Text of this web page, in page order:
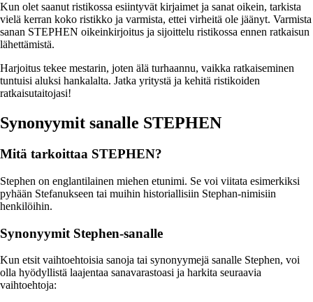
Kun olet saanut ristikossa esiintyvät kirjaimet ja sanat oikein, tarkista
vielä kerran koko ristikko ja varmista, ettei virheitä ole jäänyt. Varmista
sanan STEPHEN oikeinkirjoitus ja sijoittelu ristikossa ennen ratkaisun
lähettämistä.
Harjoitus tekee mestarin, joten älä turhaannu, vaikka ratkaiseminen
tuntuisi aluksi hankalalta. Jatka yritystä ja kehitä ristikoiden
ratkaisutaitojasi!
Synonyymit sanalle STEPHEN
Mitä tarkoittaa STEPHEN?
Stephen on englantilainen miehen etunimi. Se voi viitata esimerkiksi
pyhään Stefanukseen tai muihin historiallisiin Stephan-nimisiin
henkilöihin.
Synonyymit Stephen-sanalle
Kun etsit vaihtoehtoisia sanoja tai synonyymejä sanalle Stephen, voi
olla hyödyllistä laajentaa sanavarastoasi ja harkita seuraavia
vaihtoehtoja: